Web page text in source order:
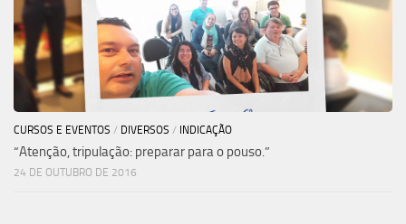
CURSOS E EVENTOS / DIVERSOS / INDICAÇÃO
“Atenção, tripulação: preparar para o pouso.”
24 DE OUTUBRO DE 2016